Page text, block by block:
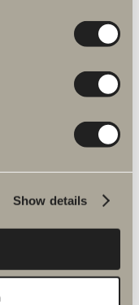
Show details
farger.